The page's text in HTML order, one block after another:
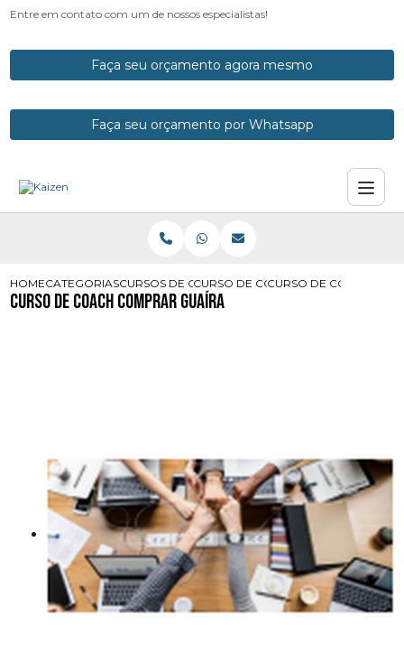
Entre em contato com um de nossos especialistas!
Faça seu orçamento agora mesmo
Faça seu orçamento por Whatsapp
HOMECATEGORIASCURSOS DE COACHCURSO DE COACH COM
CURSO DE COACH
Curso de Coach Comprar Guaíra